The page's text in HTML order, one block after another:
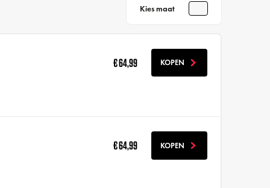
Kies maat
€ 64,99 KOPEN
€ 64,99 KOPEN